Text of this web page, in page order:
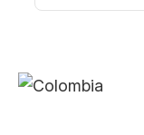
EVERGREEN
EDITORIALI